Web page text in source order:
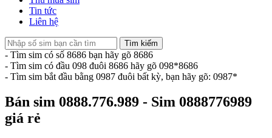
Tin tức
Liên hệ
Tìm kiếm
- Tìm sim có số 8686 bạn hãy gõ 8686
- Tìm sim có đầu 098 đuôi 8686 hãy gõ 098*8686
- Tìm sim bắt đầu bằng 0987 đuôi bất kỳ, bạn hãy gõ: 0987*
Bán sim 0888.776.989 - Sim 0888776989
giá rẻ